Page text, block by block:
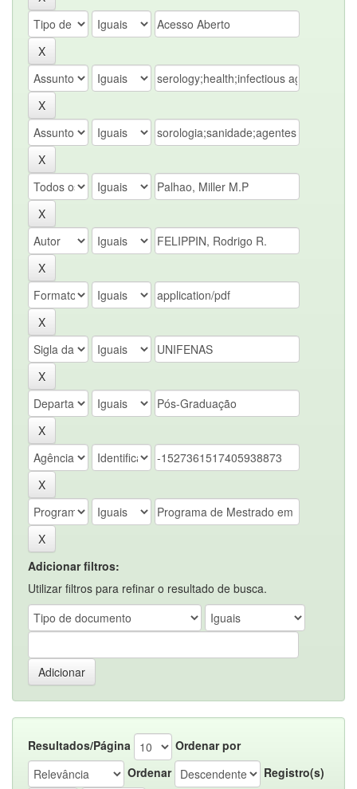
Adicionar filtros:
Utilizar filtros para refinar o resultado de busca.
Resultados/Página
Ordenar por
Ordenar
Registro(s)